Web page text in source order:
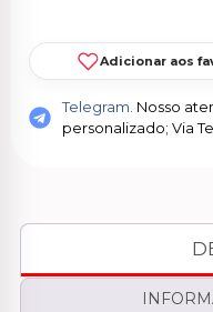
Adicionar aos
Telegram. Nosso
personalizado; Via